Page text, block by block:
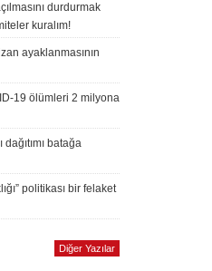
durdurmak
kuralım!
ayaklanmasının
19 ölümleri 2 milyona
batağa
politikası bir felaket
Diğer Yazılar